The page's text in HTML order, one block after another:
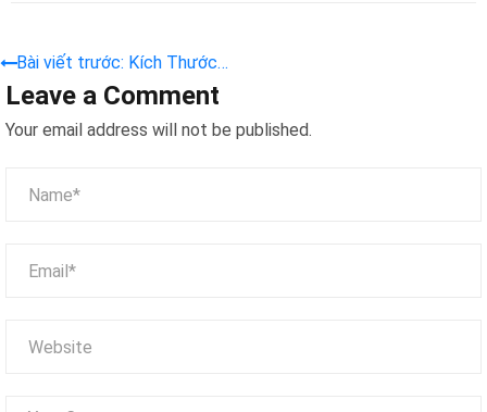
Bài viết trước: Kích Thước
Lớn Cong Đồng Tiền Hoạt
Động Điện Không Khí Hockey
Mua Lại Trò Chơi
Leave a Comment
Your email address will not be published.